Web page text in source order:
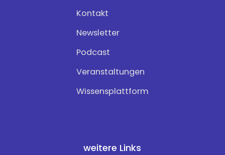
Kontakt
Newsletter
Podcast
Veranstaltungen
Wissensplattform
weitere Links